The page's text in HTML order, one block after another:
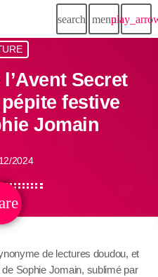
search menu
Secret
festive
Jomain
2024
de lectures doudou, et
de Sophie Jomain, sublimé par